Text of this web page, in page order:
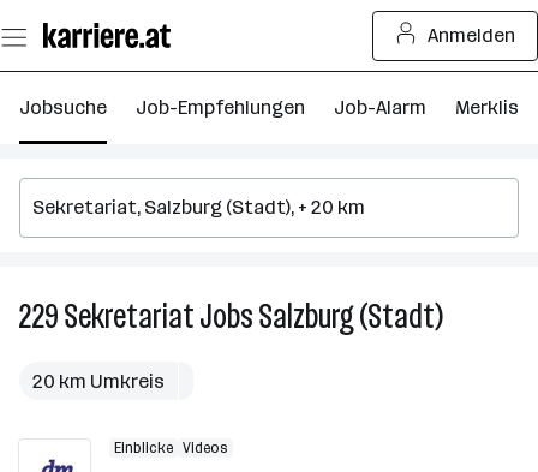
Seiteninhalt
springen
Anmelden
Jobsuche Job-Empfehlungen Job-Alarm Merkliste
229SekretariatJobsSalzburg (Stadt)229
20 km Umkreis
Einblicke Videos